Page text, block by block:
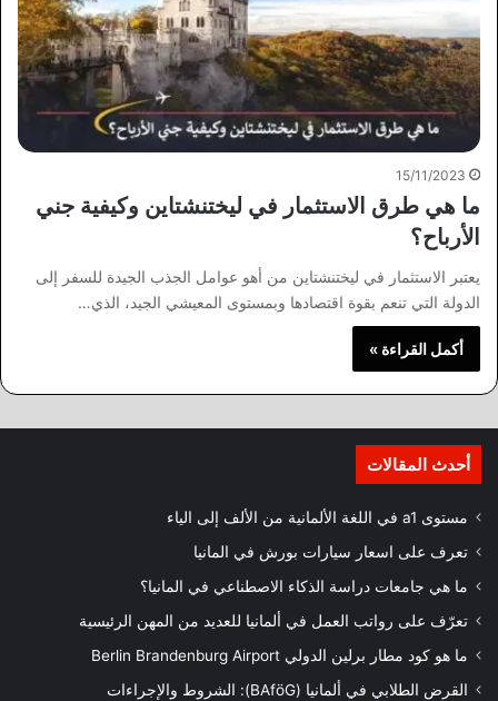
15/11/2023
ما هي طرق الاستثمار في ليختنشتاين وكيفية جني
الأرباح؟
يعتبر الاستثمار في ليختنشتاين من أهو عوامل الجذب الجيدة للسفر إلى
الدولة التي تنعم بقوة اقتصادها وبمستوى المعيشي الجيد، الذي…
أكمل القراءة »
أحدث المقالات
مستوى a1 في اللغة الألمانية من الألف إلى الياء
تعرف على اسعار سيارات بورش في المانيا
ما هي جامعات دراسة الذكاء الاصطناعي في المانيا؟
تعرّف على رواتب العمل في ألمانيا للعديد من المهن الرئيسية
ما هو كود مطار برلين الدولي Berlin Brandenburg Airport
القرض الطلابي في ألمانيا (BAföG): الشروط والإجراءات